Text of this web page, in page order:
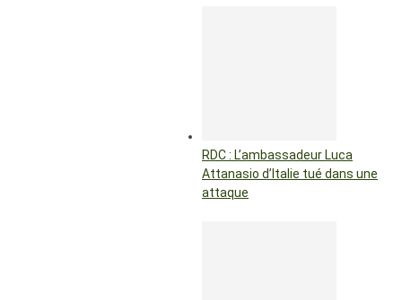
RDC : L’ambassadeur Luca
Attanasio d’Italie tué dans une
attaque